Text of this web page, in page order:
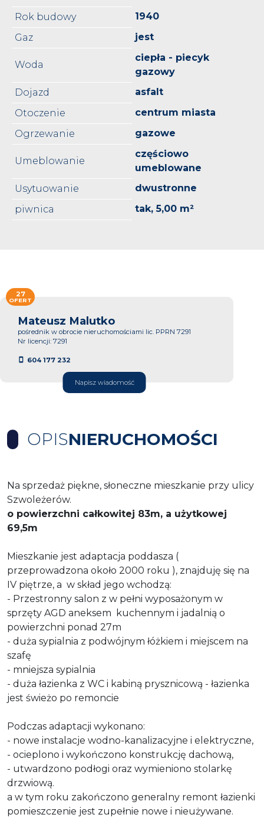
Rok budowy
1940
Gaz
jest
Woda
ciepła - piecyk
gazowy
Dojazd
asfalt
Otoczenie
centrum miasta
Ogrzewanie
gazowe
Umeblowanie
częściowo
umeblowane
Usytuowanie
dwustronne
piwnica
tak, 5,00 m²
Mateusz Malutko
pośrednik w obrocie nieruchomościami lic. PPRN 7291
Nr licencji: 7291
604 177 232
Napisz wiadomość
27
OFERT
OPISNIERUCHOMOŚCI
Na sprzedaż piękne, słoneczne mieszkanie przy ulicy
Szwoleżerów.
o powierzchni całkowitej 83m, a użytkowej
69,5m
Mieszkanie jest adaptacja poddasza (
przeprowadzona około 2000 roku ), znajduję się na
IV piętrze, a w skład jego wchodzą:
- Przestronny salon z w pełni wyposażonym w
sprzęty AGD aneksem kuchennym i jadalnią o
powierzchni ponad 27m
- duża sypialnia z podwójnym łóżkiem i miejscem na
szafę
- mniejsza sypialnia
- duża łazienka z WC i kabiną prysznicową - łazienka
jest świeżo po remoncie
Podczas adaptacji wykonano:
- nowe instalacje wodno-kanalizacyjne i elektryczne,
- ocieplono i wykończono konstrukcję dachową,
- utwardzono podłogi oraz wymieniono stolarkę
drzwiową.
a w tym roku zakończono generalny remont łazienki
pomieszczenie jest zupełnie nowe i nieużywane.